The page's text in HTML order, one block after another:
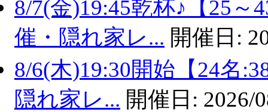
8/7(金)19:45乾杯♪【25
催・隠れ家レ... 開催日:
8/6(木)19:30開始【24名
隠れ家レ... 開催日: 2026/